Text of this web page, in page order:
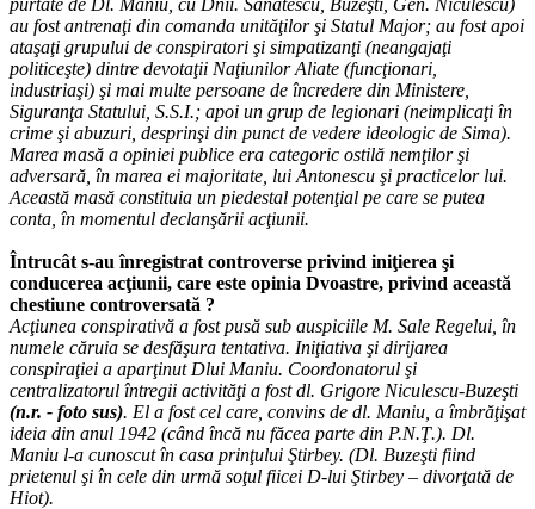
au fost antrenaţi din comanda unităţilor şi Statul Major; au fost apoi
ataşaţi grupului de conspiratori şi simpatizanţi (neangajaţi
politiceşte) dintre devotaţii Naţiunilor Aliate (funcţionari,
industriaşi) şi mai multe persoane de încredere din Ministere,
Siguranţa Statului, S.S.I.; apoi un grup de legionari (neimplicaţi în
crime şi abuzuri, desprinşi din punct de vedere ideologic de Sima).
Marea masă a opiniei publice era categoric ostilă nemţilor şi
adversară, în marea ei majoritate, lui Antonescu şi practicelor lui.
Această masă constituia un piedestal potenţial pe care se putea
conta, în momentul declanşării acţiunii.
Întrucât s-au înregistrat controverse privind iniţierea şi
conducerea acţiunii, care este opinia Dvoastre, privind această
chestiune controversată ?
Acţiunea conspirativă a fost pusă sub auspiciile M. Sale Regelui, în
numele căruia se desfăşura tentativa. Iniţiativa şi dirijarea
conspiraţiei a aparţinut Dlui Maniu. Coordonatorul şi
centralizatorul întregii activităţi a fost dl. Grigore Niculescu-Buzeşti
(n.r. - foto sus). El a fost cel care, convins de dl. Maniu, a îmbrăţişat
ideia din anul 1942 (când încă nu făcea parte din P.N.Ţ.). Dl.
Maniu l-a cunoscut în casa prinţului Ştirbey. (Dl. Buzeşti fiind
prietenul şi în cele din urmă soţul fiicei D-lui Ştirbey – divorţată de
Hiot).